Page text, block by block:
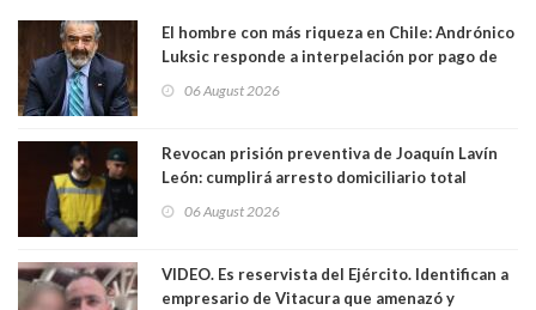
El hombre con más riqueza en Chile: Andrónico
Luksic responde a interpelación por pago de
día que me muera”
06 August 2026
Revocan prisión preventiva de Joaquín Lavín
León: cumplirá arresto domiciliario total
06 August 2026
VIDEO. Es reservista del Ejército. Identifican a
empresario de Vitacura que amenazó y